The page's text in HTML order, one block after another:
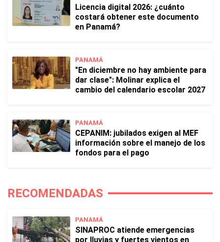
Licencia digital 2026: ¿cuánto
costará obtener este documento
en Panamá?
PANAMÁ
"En diciembre no hay ambiente para
dar clase": Molinar explica el
cambio del calendario escolar 2027
PANAMÁ
CEPANIM: jubilados exigen al MEF
información sobre el manejo de los
fondos para el pago
RECOMENDADAS
PANAMÁ
SINAPROC atiende emergencias
por lluvias y fuertes vientos en